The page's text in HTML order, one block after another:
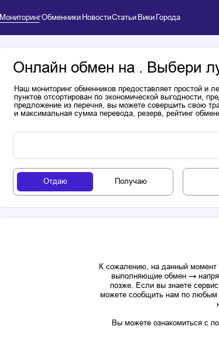
МониторингОбменники НовостиСтатьи Вики Города
Онлайн обмен на . Выбери
Наш мониторинг обменников предоставляет простой и
пунктов отсортирован по экономической выгодности,
предложение из перечня, вы можете совершить свою
и максимальная сумма перевода, резерв, рейтинг
Отдаю Получаю
К сожалению, на данный момент
выполняющие обмен →
позже. Если вы знаете
можете сообщить нам по любым
Вы можете ознакомиться с